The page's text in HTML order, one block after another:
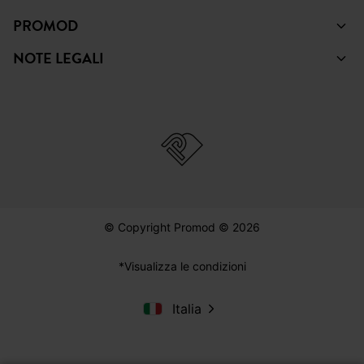
PROMOD
NOTE LEGALI
© Copyright Promod © 2026
*Visualizza le condizioni
Italia